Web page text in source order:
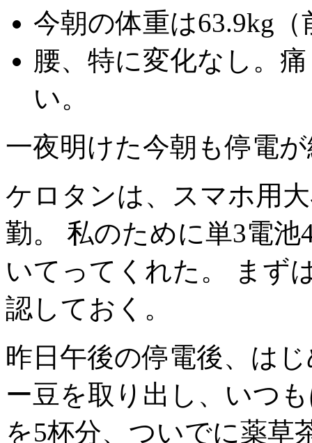
今朝の体重は63.9kg（
腰、特に変化なし。
い。
一夜明けた今朝も停電
ケロタンは、スマホ用
勤。 私のために単3電池
いてってくれた。 まず
認しておく。
昨日午後の停電後、は
ー豆を取り出し、いつ
を5杯分、ついでに薬草